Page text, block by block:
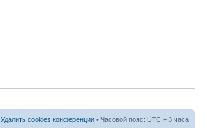
Удалить cookies конференции • Часовой пояс: UTC + 3 часа